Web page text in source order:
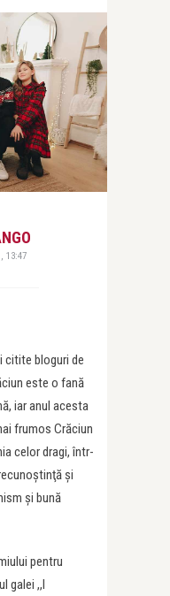
13:47
citite bloguri de
este o fană
iar anul acesta
frumos Crăciun
celor dragi, într-
şi
şi bună
pentru
galei ,,I